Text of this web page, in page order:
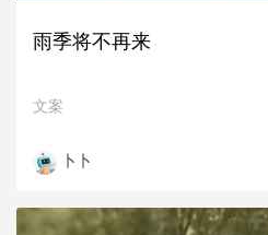
雨季将不再来
文案
卜卜